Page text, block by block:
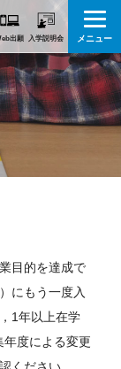
出願 入学説明会 メニュー
目的を達成で
にもう一度入
1年以上在学
年度による変更